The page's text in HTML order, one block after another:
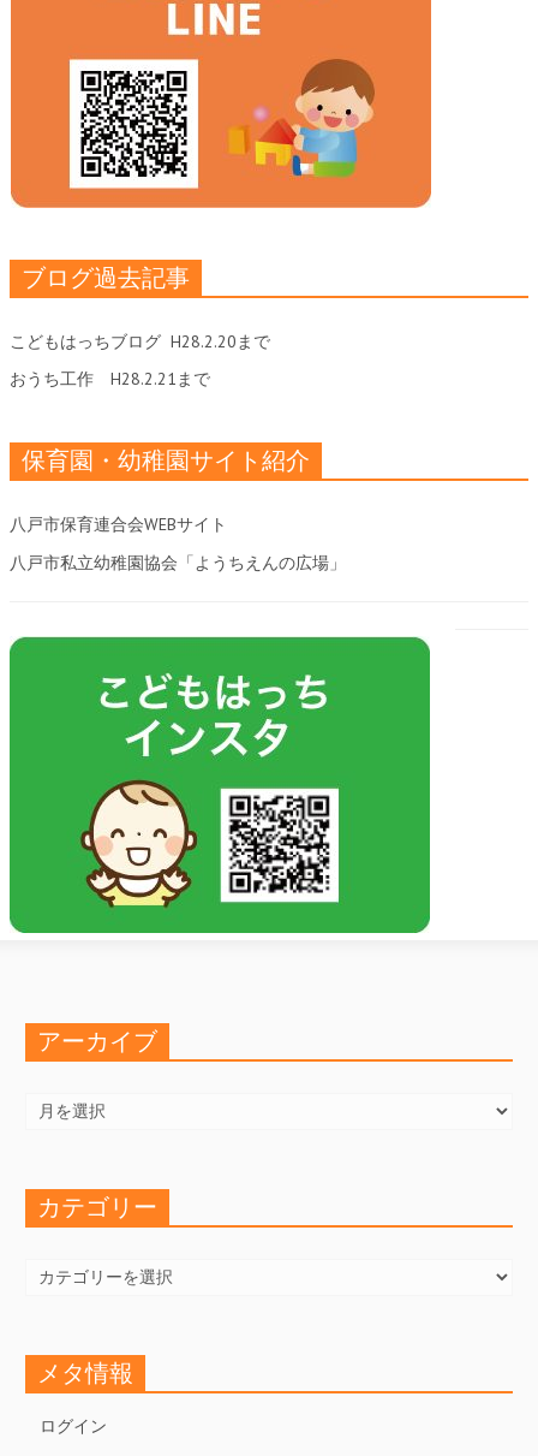
ブログ過去記事
こどもはっちブログ H28.2.20まで
おうち工作 H28.2.21まで
保育園・幼稚園サイト紹介
八戸市保育連合会WEBサイト
八戸市私立幼稚園協会「ようちえんの広場」
アーカイブ
カ
カテゴリー
ゴ
メタ情報
ログイン